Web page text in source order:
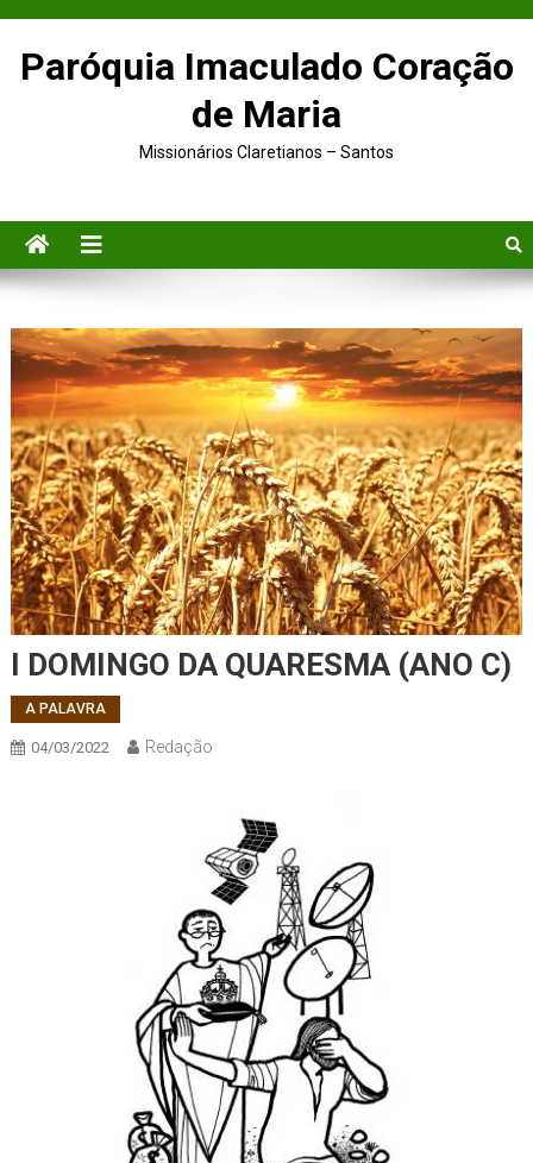
Paróquia Imaculado Coração
de Maria
Missionários Claretianos – Santos
I DOMINGO DA QUARESMA (ANO C)
A PALAVRA
04/03/2022 Redação